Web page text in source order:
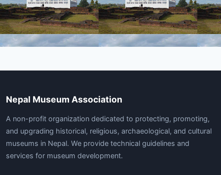
Nepal Museum Association
A non-profit organization dedicated to protecting, promoting,
and upgrading historical, religious, archaeological, and cultural
museums in Nepal. We provide technical guidelines and
services for museum development.